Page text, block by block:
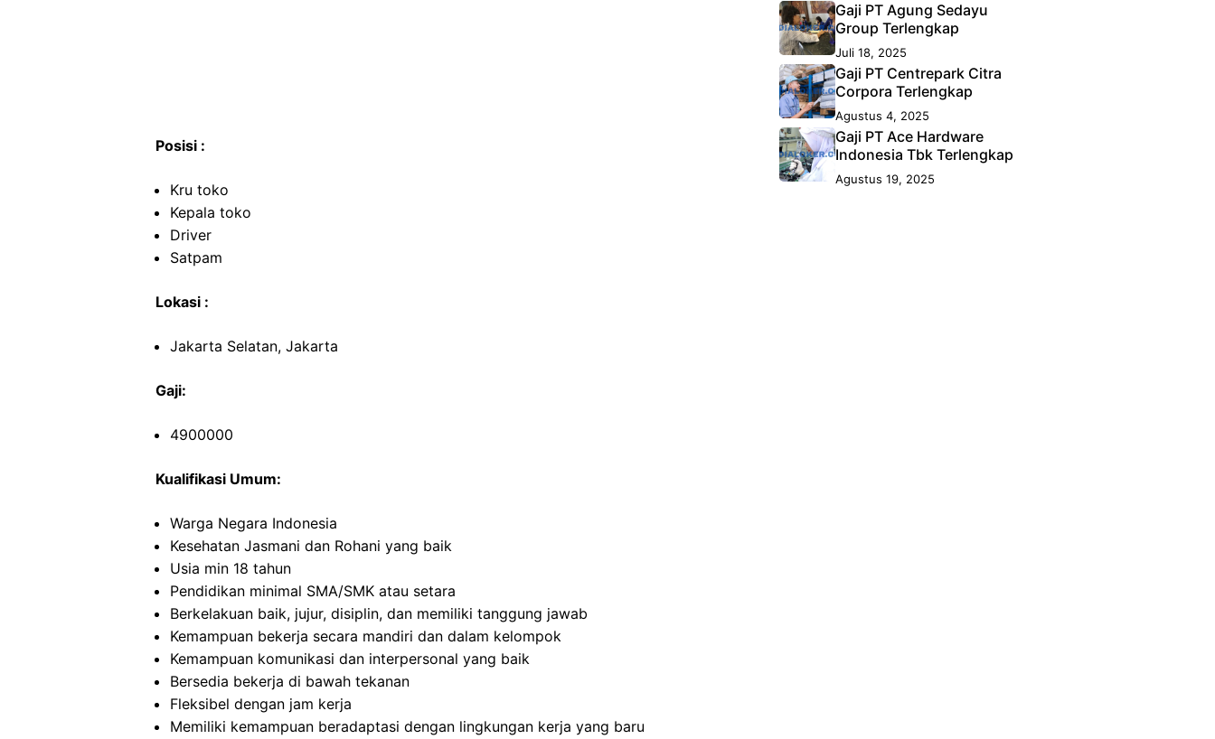
Posisi :
Kru toko
Kepala toko
Driver
Satpam
Lokasi :
Jakarta Selatan, Jakarta
Gaji:
4900000
Kualifikasi Umum:
Warga Negara Indonesia
Kesehatan Jasmani dan Rohani yang baik
Usia min 18 tahun
Pendidikan minimal SMA/SMK atau setara
Berkelakuan baik, jujur, disiplin, dan memiliki tanggung jawab
Kemampuan bekerja secara mandiri dan dalam kelompok
Kemampuan komunikasi dan interpersonal yang baik
Bersedia bekerja di bawah tekanan
Fleksibel dengan jam kerja
Memiliki kemampuan beradaptasi dengan lingkungan kerja yang baru
Gaji PT Agung Sedayu
Group Terlengkap
Juli 18, 2025
Gaji PT Centrepark Citra
Corpora Terlengkap
Agustus 4, 2025
Gaji PT Ace Hardware
Indonesia Tbk Terlengkap
Agustus 19, 2025